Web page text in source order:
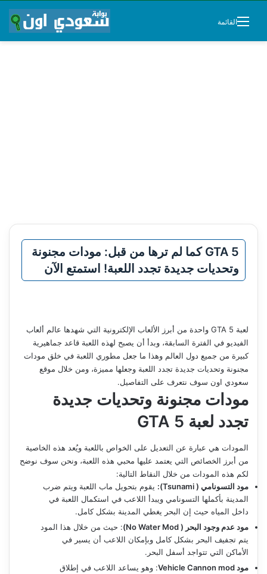
القائمة
GTA 5 كما لم ترها من قبل: مودات مجنونة
وتحديات جديدة تجدد اللعبة! استمتع الآن
لعبة GTA 5 واحدة من أبرز الألعاب الإلكترونية التي شهدها عالم ألعاب
الفيديو في الفترة السابقة، وبدأ أن يصبح لهذه اللعبة قاعد جماهيرية
كبيرة من جميع دول العالم وهذا ما جعل مطوري اللعبة في خلق مودات
مجنونة وتحديات جديدة تجدد اللعبة وجعلها مميزة، ومن خلال موقع
سعودي اون سوف نتعرف على التفاصيل.
مودات مجنونة وتحديات جديدة
تجدد لعبة GTA 5
المودات هي عبارة عن التعديل على الخواص باللعبة ويُعد هذه الخاصية
من أبرز الخصائص التي يعتمد عليها محبي هذه اللعبة، ونحن سوف نوضح
لكم هذه المودات من خلال النقاط التالية:
مود التسونامي (Tsunami
)
: يقوم بتحويل ماب اللعبة ويتم ضرب
المدينة بأكملها التسونامي ويبدأ اللاعب في استكمال اللعبة في
داخل المياه حيث إن البحر يغطي المدينة بشكل كامل.
مود عدم وجود البحر (No Water Mod
): حيث من خلال هذا المود
يتم تجفيف البحر بشكل كامل وبإمكان اللاعب أن يسير في
الأماكن التي تتواجد أسفل البحر.
مود
Vehicle Cannon mod
: وهو يساعد اللاعب في إطلاق